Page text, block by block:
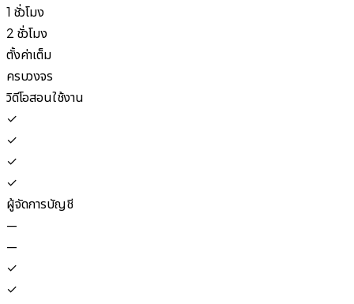
1 ชั่วโมง
2 ชั่วโมง
ตั้งค่าเต็ม
ครบวงจร
วิดีโอสอนใช้งาน
✓
✓
✓
✓
ผู้จัดการบัญชี
—
—
✓
✓